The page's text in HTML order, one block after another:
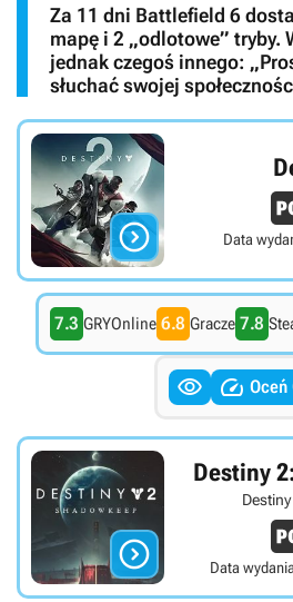
Za 11 dni Battlefield 6
mapę i 2 „odlotowe” tryby.
jednak czegoś innego:
słuchać swojej
 Data
7.3 GRYOnline 6.8 Gracze 7.8
  Oceń

Destiny
Data